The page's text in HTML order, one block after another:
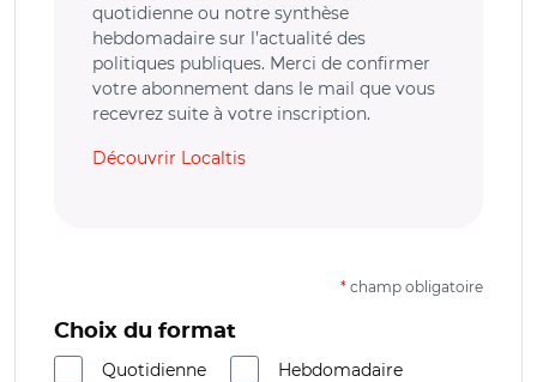
quotidienne ou notre synthèse
hebdomadaire sur l’actualité des
politiques publiques. Merci de confirmer
votre abonnement dans le mail que vous
recevrez suite à votre inscription.
Découvrir Localtis
* champ obligatoire
Choix du format
Quotidienne
Hebdomadaire